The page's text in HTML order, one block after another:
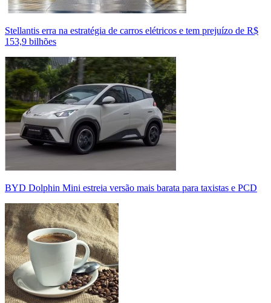
Stellantis erra na estratégia de carros elétricos e tem prejuízo de R$
153,9 bilhões
BYD Dolphin Mini estreia versão mais barata para taxistas e PCD